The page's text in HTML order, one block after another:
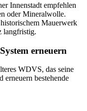
Innenstadt empfehlen
oder Mineralwolle.
Mauerwerk
langfristig.
erneuern
WDVS, das seine
erneuern bestehende